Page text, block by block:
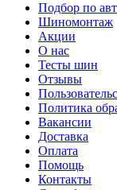
Подбор по
Шиномонтаж
Акции
О нас
Тесты шин
Отзывы
Политика
Вакансии
Доставка
Оплата
Помощь
Контакты